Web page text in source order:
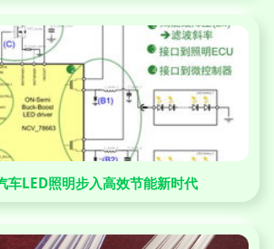
车LED照明步入高效节能新时代